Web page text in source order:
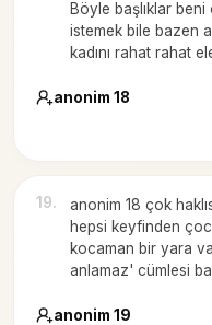
Böyle başlıklar
istemek bile bazen
kadını rahat rahat
anonim 18
19.
anonim 18 çok
hepsi keyfinden
kocaman bir yara
anlamaz' cümlesi
anonim 19